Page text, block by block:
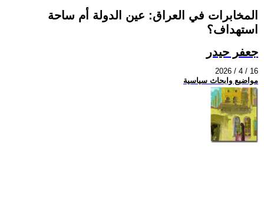
المخابرات في العراق: عين الدولة أم ساحة
استهداف؟
جعفر حيدر
2026 / 4 / 16
مواضيع وابحاث سياسية